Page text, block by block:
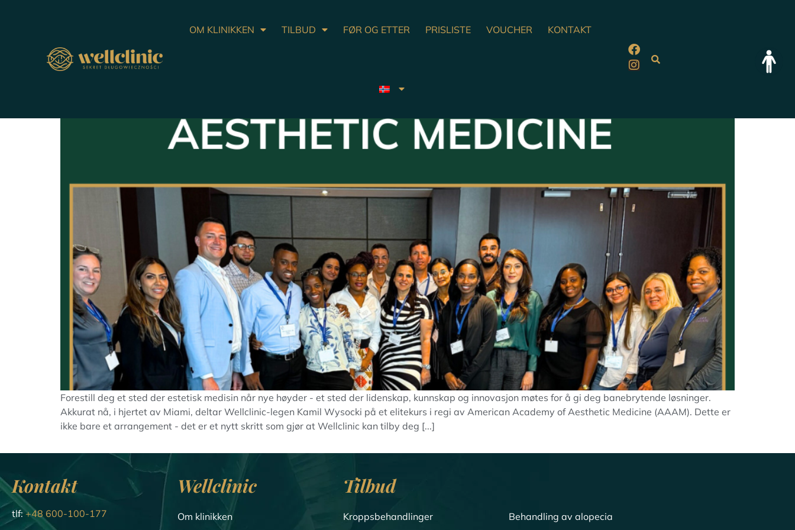
OM KLINIKKEN TILBUD FØR OG ETTER PRISLISTE VOUCHER KONTAKT
Estetisk medisin i verdensklasse - Wellclinic erobrer Miami!
Forestill deg et sted der estetisk medisin når nye høyder - et sted der lidenskap, kunnskap og innovasjon møtes for å gi deg banebrytende løsninger.
Akkurat nå, i hjertet av Miami, deltar Wellclinic-legen Kamil Wysocki på et elitekurs i regi av American Academy of Aesthetic Medicine (AAAM). Dette er
ikke bare et arrangement - det er et nytt skritt som gjør at Wellclinic kan tilby deg [...]
Kontakt
tlf:+48 600-100-177
Wellclinic
Om klinikken
Tilbud
Kroppsbehandlinger Behandling av alopecia